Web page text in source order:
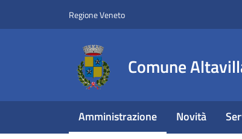
Regione Veneto
Comune
Amministrazione Novità